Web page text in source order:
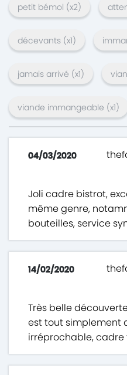
petit bémol (x2)
décevants (x1)
jamais arrivé (x1)
viande immangeable (x1)
04/03/2020
Joli cadre bistrot,
même genre,
bouteilles, service
14/02/2020
Très belle
est tout simplement
irréprochable, cadre